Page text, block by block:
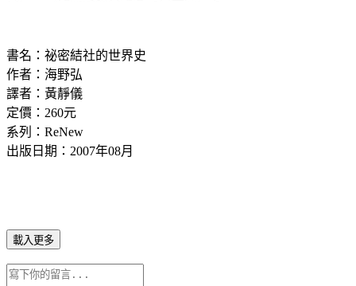
書名：祕密結社的世界史
作者：海野弘
譯者：黃靜儀
定價：260元
系列：ReNew
出版日期：2007年08月
載入更多